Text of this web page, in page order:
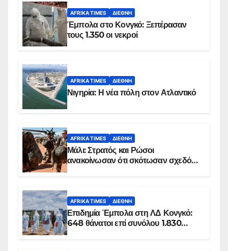
AFRIKA TIMES ΔΙΕΘΝΉ
Έμπολα στο Κονγκό: Ξεπέρασαν
τους 1.350 οι νεκροί
AFRIKA TIMES ΔΙΕΘΝΉ
Νιγηρία: Η νέα πόλη στον Ατλαντικό
AFRIKA TIMES ΔΙΕΘΝΉ
Μάλι: Στρατός και Ρώσοι
ανακοίνωσαν ότι σκότωσαν σχεδόν
AFRIKA TIMES ΔΙΕΘΝΉ
Επιδημία Έμπολα στη ΛΔ Κονγκό:
648 θάνατοι επί συνόλου 1.830